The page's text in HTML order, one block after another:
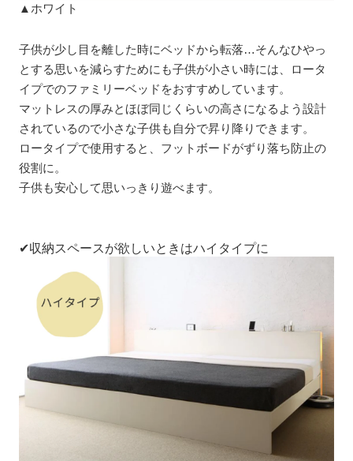
▲ホワイト
子供が少し目を離した時にベッドから転落…そんなひやっ
とする思いを減らすためにも子供が小さい時には、ロータ
イプでのファミリーベッドをおすすめしています。
マットレスの厚みとほぼ同じくらいの高さになるよう設計
されているので小さな子供も自分で昇り降りできます。
ロータイプで使用すると、フットボードがずり落ち防止の
役割に。
子供も安心して思いっきり遊べます。
✔収納スペースが欲しいときはハイタイプに